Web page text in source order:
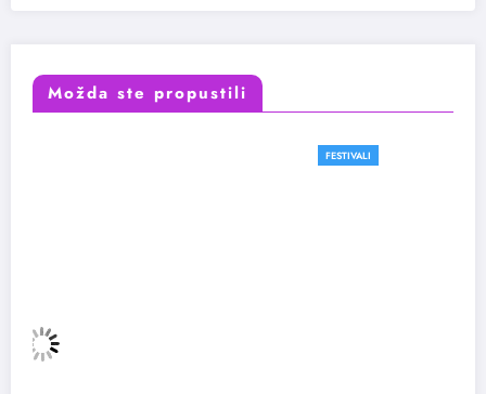
Možda ste propustili